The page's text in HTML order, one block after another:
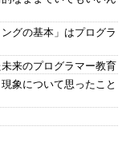
グの基本」はプログラ
来のプログラマー教育
象について思ったこと